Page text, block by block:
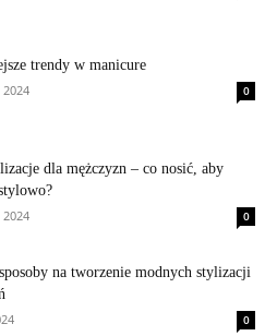
trendy w manicure
0
dla mężczyzn – co nosić, aby
0
na tworzenie modnych stylizacji
0